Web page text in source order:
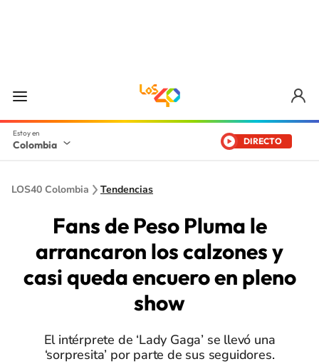
Colombia DIRECTO
LOS40 Colombia Tendencias
Fans de Peso Pluma le
arrancaron los calzones y
casi queda encuero en pleno
show
El intérprete de ‘Lady Gaga’ se llevó una
‘sorpresita’ por parte de sus seguidores.